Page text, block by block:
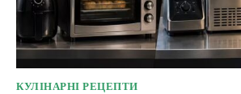
КУЛІНАРНІ РЕЦЕПТИ